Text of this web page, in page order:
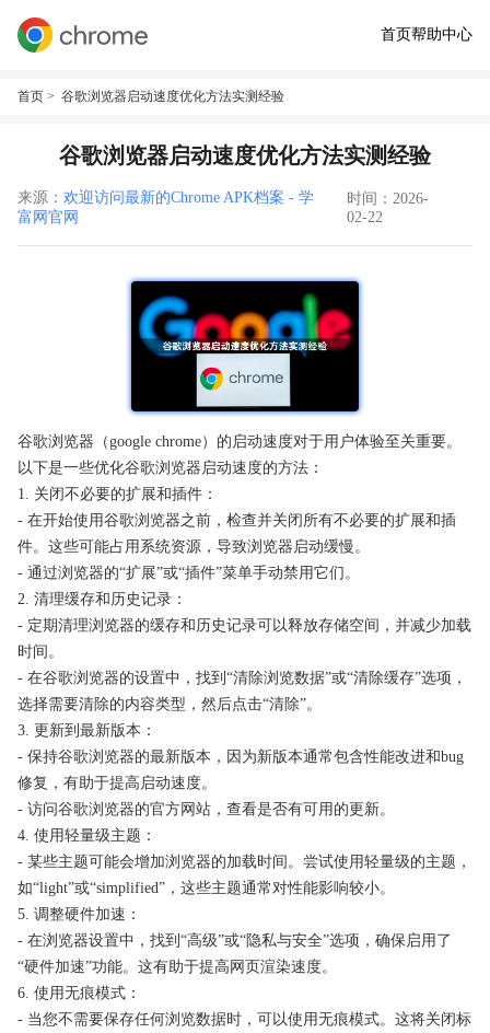
首页帮助中心
首页 > 谷歌浏览器启动速度优化方法实测经验
谷歌浏览器启动速度优化方法实测经验
来源： 欢迎访问最新的Chrome APK档案 - 学
富网官网
时间：2026-
02-22
谷歌浏览器（google chrome）的启动速度对于用户体验至关重要。
以下是一些优化谷歌浏览器启动速度的方法：
1. 关闭不必要的扩展和插件：
- 在开始使用谷歌浏览器之前，检查并关闭所有不必要的扩展和插
件。这些可能占用系统资源，导致浏览器启动缓慢。
- 通过浏览器的“扩展”或“插件”菜单手动禁用它们。
2. 清理缓存和历史记录：
- 定期清理浏览器的缓存和历史记录可以释放存储空间，并减少加载
时间。
- 在谷歌浏览器的设置中，找到“清除浏览数据”或“清除缓存”选项，
选择需要清除的内容类型，然后点击“清除”。
3. 更新到最新版本：
- 保持谷歌浏览器的最新版本，因为新版本通常包含性能改进和bug
修复，有助于提高启动速度。
- 访问谷歌浏览器的官方网站，查看是否有可用的更新。
4. 使用轻量级主题：
- 某些主题可能会增加浏览器的加载时间。尝试使用轻量级的主题，
如“light”或“simplified”，这些主题通常对性能影响较小。
5. 调整硬件加速：
- 在浏览器设置中，找到“高级”或“隐私与安全”选项，确保启用了
“硬件加速”功能。这有助于提高网页渲染速度。
6. 使用无痕模式：
- 当您不需要保存任何浏览数据时，可以使用无痕模式。这将关闭标